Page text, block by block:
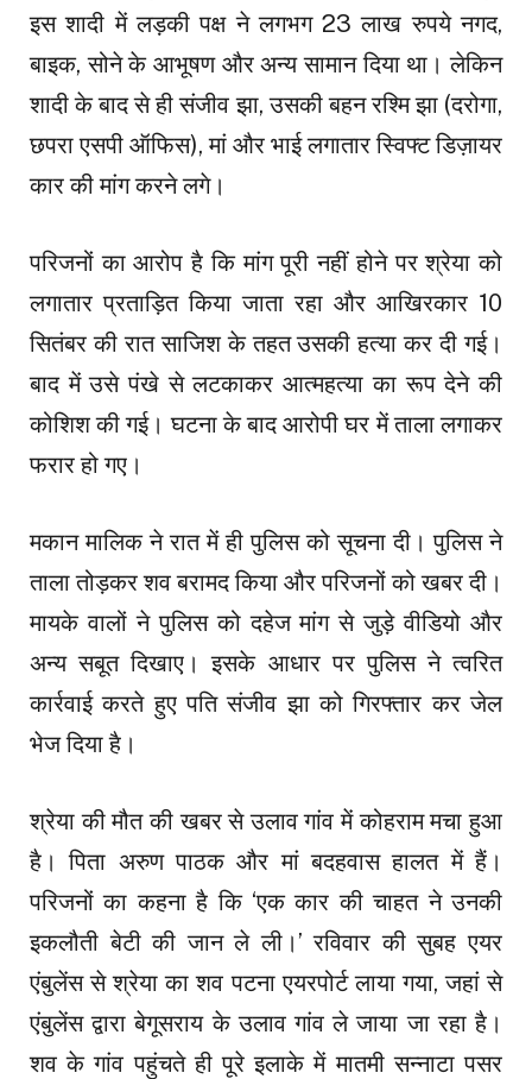
इस शादी में लड़की पक्ष ने लगभग 23 लाख रुपये नगद,
बाइक, सोने के आभूषण और अन्य सामान दिया था। लेकिन
शादी के बाद से ही संजीव झा, उसकी बहन रश्मि झा (दरोगा,
छपरा एसपी ऑफिस), मां और भाई लगातार स्विफ्ट डिज़ायर
कार की मांग करने लगे।
परिजनों का आरोप है कि मांग पूरी नहीं होने पर श्रेया को
लगातार प्रताड़ित किया जाता रहा और आखिरकार 10
सितंबर की रात साजिश के तहत उसकी हत्या कर दी गई।
बाद में उसे पंखे से लटकाकर आत्महत्या का रूप देने की
कोशिश की गई। घटना के बाद आरोपी घर में ताला लगाकर
फरार हो गए।
मकान मालिक ने रात में ही पुलिस को सूचना दी। पुलिस ने
ताला तोड़कर शव बरामद किया और परिजनों को खबर दी।
मायके वालों ने पुलिस को दहेज मांग से जुड़े वीडियो और
अन्य सबूत दिखाए। इसके आधार पर पुलिस ने त्वरित
कार्रवाई करते हुए पति संजीव झा को गिरफ्तार कर जेल
भेज दिया है।
श्रेया की मौत की खबर से उलाव गांव में कोहराम मचा हुआ
है। पिता अरुण पाठक और मां बदहवास हालत में हैं।
परिजनों का कहना है कि ‘एक कार की चाहत ने उनकी
इकलौती बेटी की जान ले ली।’ रविवार की सुबह एयर
एंबुलेंस से श्रेया का शव पटना एयरपोर्ट लाया गया, जहां से
एंबुलेंस द्वारा बेगूसराय के उलाव गांव ले जाया जा रहा है।
शव के गांव पहुंचते ही पूरे इलाके में मातमी सन्नाटा पसर